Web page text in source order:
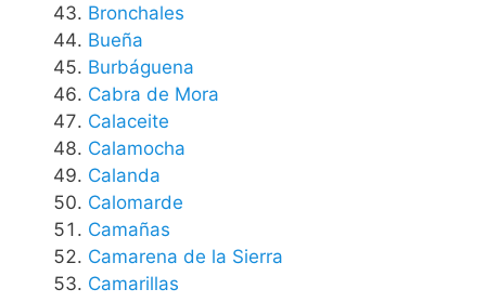
Bronchales
Bueña
Burbáguena
Cabra de Mora
Calaceite
Calamocha
Calanda
Calomarde
Camañas
Camarena de la Sierra
Camarillas